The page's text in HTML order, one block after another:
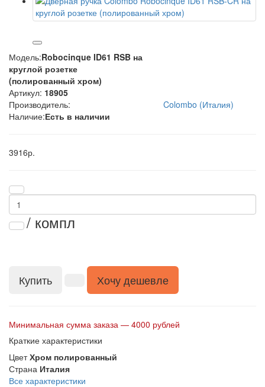
Модель:Robocinque ID61 RSB на
круглой розетке
(полированный хром)
Артикул: 18905
Производитель:
Colombo (Италия)
Наличие:Есть в наличии
3916р.
/ компл
Купить Хочу дешевле
Минимальная сумма заказа — 4000 рублей
Краткие характеристики
Цвет Хром полированный
Страна Италия
Все характеристики